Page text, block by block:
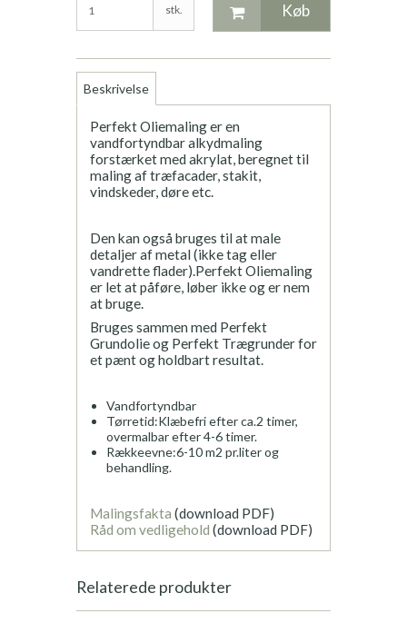
stk. Køb
Beskrivelse
Perfekt Oliemaling er en
vandfortyndbar alkydmaling
forstærket med akrylat, beregnet til
maling af træfacader, stakit,
vindskeder, døre etc.
Den kan også bruges til at male
detaljer af metal (ikke tag eller
vandrette flader).Perfekt Oliemaling
er let at påføre, løber ikke og er nem
at bruge.
Bruges sammen med Perfekt
Grundolie og Perfekt Trægrunder for
et pænt og holdbart resultat.
Vandfortyndbar
Tørretid:Klæbefri efter ca.2 timer,
overmalbar efter 4-6 timer.
Rækkeevne:6-10 m2 pr.liter og
behandling.
Malingsfakta (download PDF)
Råd om vedligehold (download PDF)
Relaterede produkter